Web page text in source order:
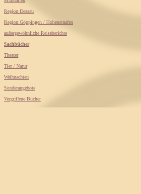
Region Dessau
Region Göppingen / Hohenstaufen
außergewöhnliche Reiseberichte
Sachbücher
Theater
Tier / Natur
Weihnachten
Sonderangebote
Vergriffene Bücher